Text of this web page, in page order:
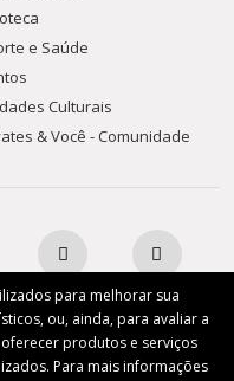
para melhorar sua
ou, ainda, para avaliar a
produtos e serviços
Para mais informações
e Saúde
Culturais
& Você - Comunidade